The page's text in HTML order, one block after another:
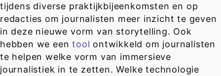
tijdens diverse praktijkbijeenkomsten en op
redacties om journalisten meer inzicht te geven
in deze nieuwe vorm van storytelling. Ook
hebben we eentool ontwikkeld om journalisten
te helpen welke vorm van immersieve
journalistiek in te zetten. Welke technologie